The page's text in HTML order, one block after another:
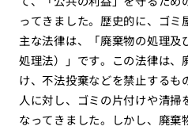
ってきました。歴史的に、ゴ
主な法律は、「廃棄物の処理
処理法）」です。この法律は、
け、不法投棄などを禁止する
人に対し、ゴミの片付けや清掃
なってきました。しかし、廃棄